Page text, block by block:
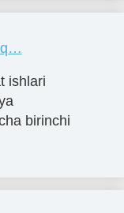
ishlari
birinchi